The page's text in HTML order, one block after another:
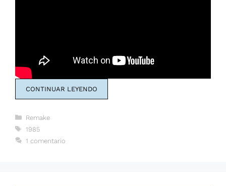
CONTINUAR LEYENDO
Categorías
Remake
Etiquetas
1985
1 comentario